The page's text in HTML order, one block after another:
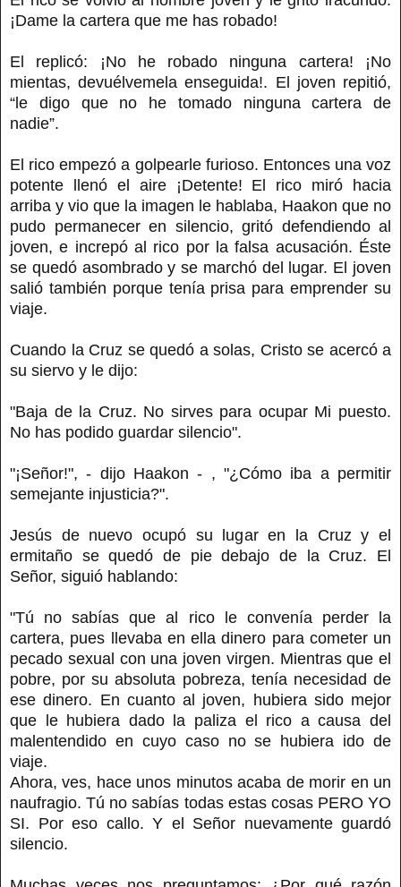
¡Dame la cartera que me has robado!
El replicó: ¡No he robado ninguna cartera! ¡No
mientas, devuélvemela enseguida!. El joven repitió,
“le digo que no he tomado ninguna cartera de
nadie”.
El rico empezó a golpearle furioso. Entonces una voz
potente llenó el aire ¡Detente! El rico miró hacia
arriba y vio que la imagen le hablaba, Haakon que no
pudo permanecer en silencio, gritó defendiendo al
joven, e increpó al rico por la falsa acusación. Éste
se quedó asombrado y se marchó del lugar. El joven
salió también porque tenía prisa para emprender su
viaje.
Cuando la Cruz se quedó a solas, Cristo se acercó a
su siervo y le dijo:
"Baja de la Cruz. No sirves para ocupar Mi puesto.
No has podido guardar silencio".
"¡Señor!", - dijo Haakon - , "¿Cómo iba a permitir
semejante injusticia?".
Jesús de nuevo ocupó su lugar en la Cruz y el
ermitaño se quedó de pie debajo de la Cruz. El
Señor, siguió hablando:
"Tú no sabías que al rico le convenía perder la
cartera, pues llevaba en ella dinero para cometer un
pecado sexual con una joven virgen. Mientras que el
pobre, por su absoluta pobreza, tenía necesidad de
ese dinero. En cuanto al joven, hubiera sido mejor
que le hubiera dado la paliza el rico a causa del
malentendido en cuyo caso no se hubiera ido de
viaje.
Ahora, ves, hace unos minutos acaba de morir en un
naufragio. Tú no sabías todas estas cosas PERO YO
SI. Por eso callo. Y el Señor nuevamente guardó
silencio.